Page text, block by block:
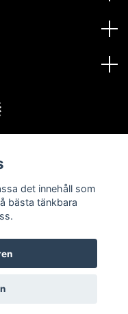
Austria
det innehåll som
bästa tänkbara